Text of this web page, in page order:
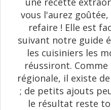
vous l'aurez
refaire ! Elle est
suivant notre guide
les cuisiniers les
réussiront.
régionale, il existe
; de petits ajouts
le résultat reste